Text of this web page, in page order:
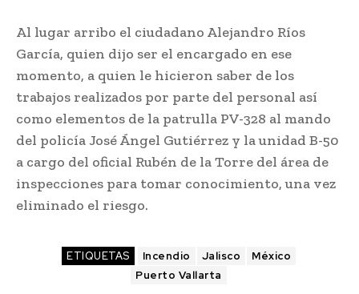
Al lugar arribo el ciudadano Alejandro Ríos
García, quien dijo ser el encargado en ese
momento, a quien le hicieron saber de los
trabajos realizados por parte del personal así
como elementos de la patrulla PV-328 al mando
del policía José Ángel Gutiérrez y la unidad B-50
a cargo del oficial Rubén de la Torre del área de
inspecciones para tomar conocimiento, una vez
eliminado el riesgo.
ETIQUETAS Incendio Jalisco
México
Puerto Vallarta